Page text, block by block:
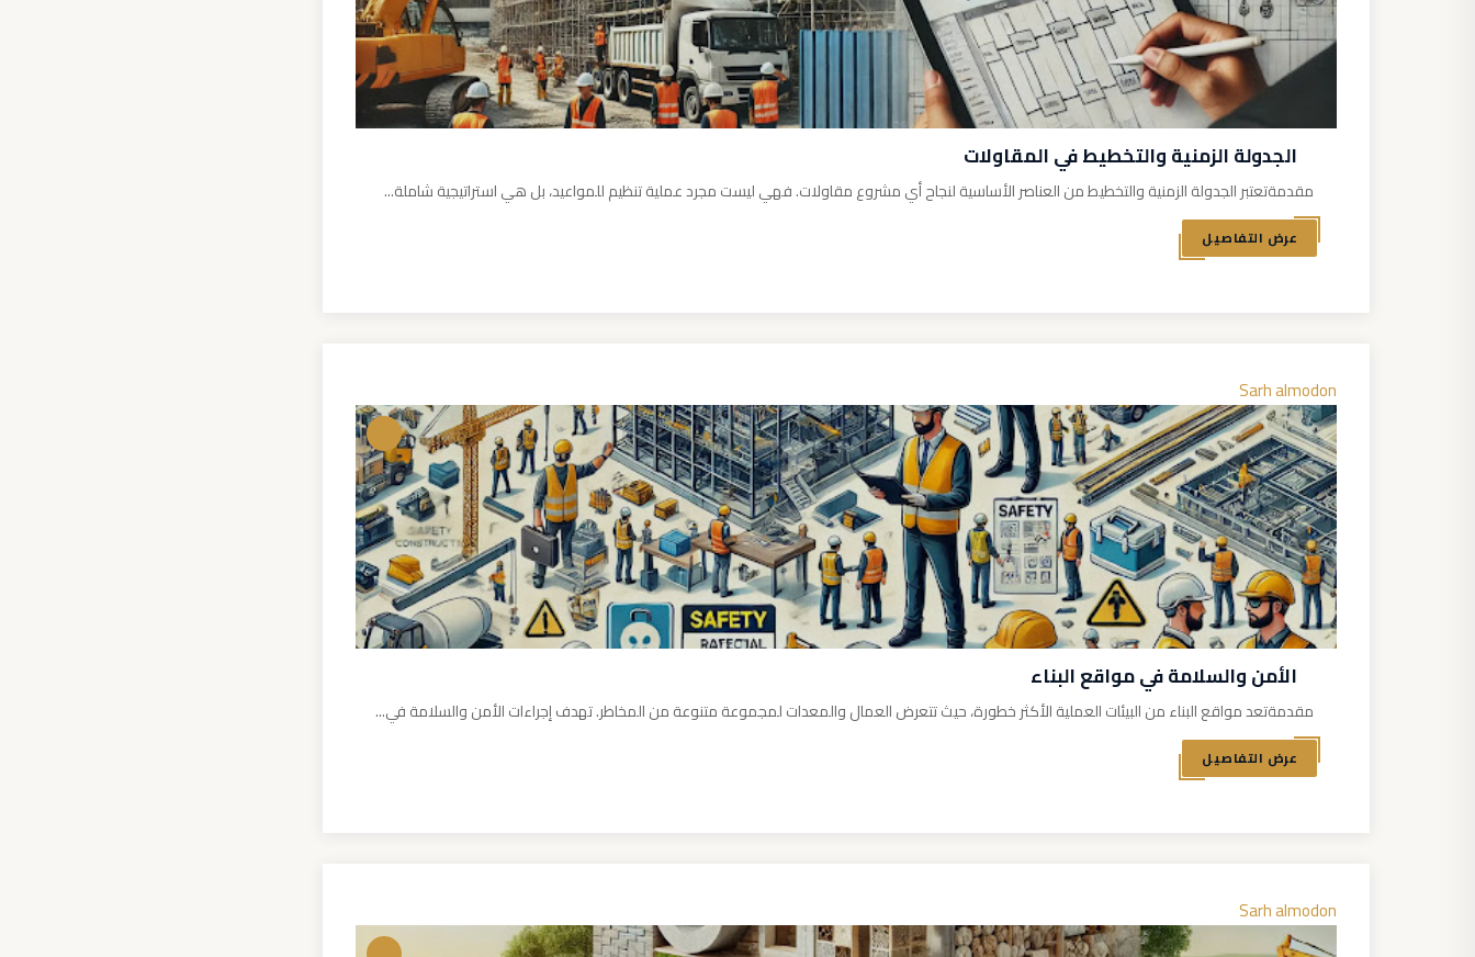
الجدولة الزمنية والتخطيط في المقاولات
مقدمةتعتبر الجدولة الزمنية والتخطيط من العناصر الأساسية لنجاح أي مشروع مقاولات. فهي ليست مجرد عملية تنظيم للمواعيد، بل هي استراتيجية شاملة...
عرض التفاصيل
Sarh almodon
الأمن والسلامة في مواقع البناء
مقدمةتعد مواقع البناء من البيئات العملية الأكثر خطورة، حيث تتعرض العمال والمعدات لمجموعة متنوعة من المخاطر. تهدف إجراءات الأمن والسلامة في...
عرض التفاصيل
Sarh almodon